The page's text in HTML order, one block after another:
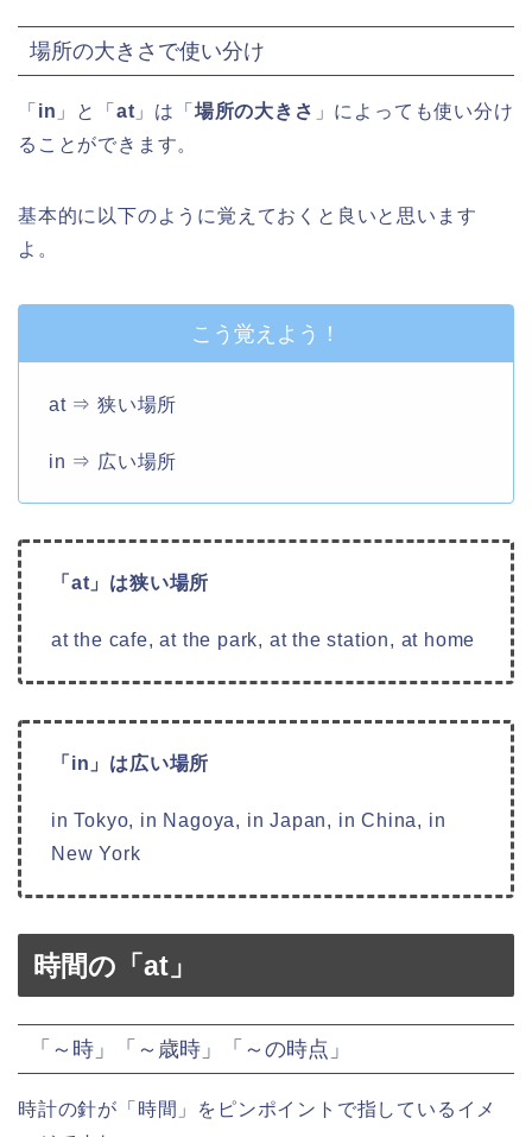
場所の大きさで使い分け
「 in 」と「 at 」は「 場所の大きさ 」によっても使い分け
ることができます。
基本的に以下のように覚えておくと良いと思います
よ。
こう覚えよう！
at ⇒ 狭い場所
in ⇒ 広い場所
「at」は狭い場所
at the cafe, at the park, at the station, at home
「in」は広い場所
in Tokyo, in Nagoya, in Japan, in China, in
New York
時間の「at」
「～時」「～歳時」「～の時点」
時計の針が「時間」をピンポイントで指しているイメ